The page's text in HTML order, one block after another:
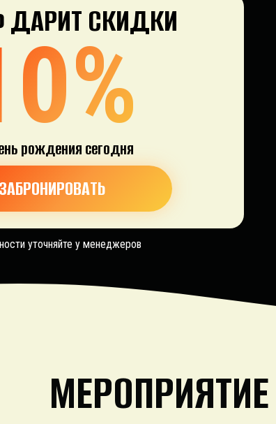
ЗАБРОНИРОВАТЬ
рождениясегодня
СКИДКИ
уточняйте у менеджеров
МЕРОПРИЯТИЕ